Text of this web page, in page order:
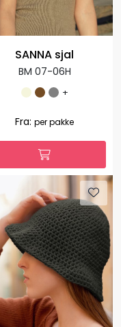
SANNA sjal
BM 07-06H
+
Fra: per pakke